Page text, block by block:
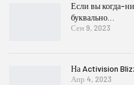
Если вы когда-
буквально…
Сен 9, 2023
На Activision
Апр 4, 2023